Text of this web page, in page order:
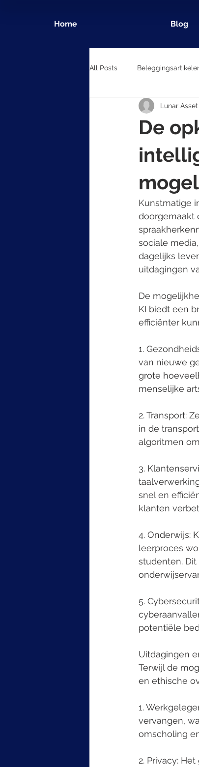
Home Blog
All Posts
De
Lunar
Kunstmatige
doorgemaakt
sociale
dagelijks
uitdagingen
De
KI biedt een
efficiënter
1.
van nieuwe
grote
menselijke
2. Transport:
in de
algoritmen
3.
snel en
klanten
4. Onderwijs:
leerproces
studenten.
5.
potentiële
Uitdagingen
Terwijl de
en ethische
1.
vervangen,
omscholing
2. Privacy: